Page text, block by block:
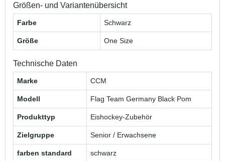
Größen- und Variantenübersicht
Farbe Schwarz
Größe One Size
Technische Daten
Marke CCM
Modell Flag Team Germany Black Pom
Produkttyp Eishockey-Zubehör
Zielgruppe Senior / Erwachsene
farben standard schwarz